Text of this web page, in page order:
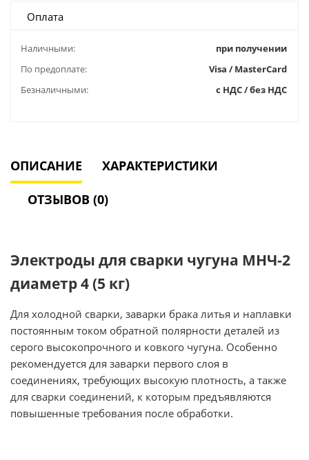
Оплата
Наличными:
при получении
По предоплате:
Visa / MasterCard
Безналичными:
с НДС / без НДС
ОПИСАНИЕ ХАРАКТЕРИСТИКИ
ОТЗЫВОВ (0)
Электроды для сварки чугуна МНЧ-2
диаметр 4 (5 кг)
Для холодной сварки, заварки брака литья и наплавки
постоянным током обратной полярности деталей из
серого высокопрочного и ковкого чугуна. Особенно
рекомендуется для заварки первого слоя в
соединениях, требующих высокую плотность, а также
для сварки соединений, к которым предъявляются
повышенные требования после обработки.